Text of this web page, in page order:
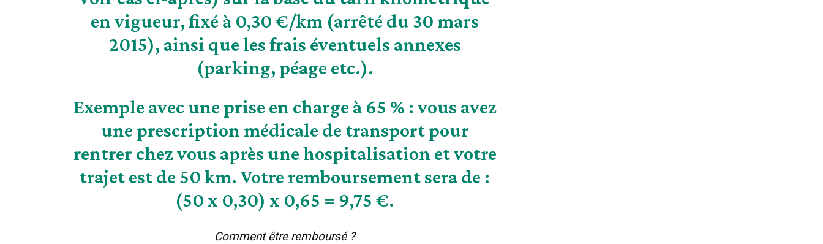
en vigueur, fixé à 0,30 €/km (arrêté du 30 mars
2015), ainsi que les frais éventuels annexes
(parking, péage etc.).
Exemple avec une prise en charge à 65 % : vous avez
une prescription médicale de transport pour
rentrer chez vous après une hospitalisation et votre
trajet est de 50 km. Votre remboursement sera de :
(50 x 0,30) x 0,65 = 9,75 €.
Comment être remboursé ?